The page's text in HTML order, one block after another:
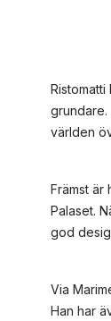
grundare.
världen
Främst är
Palaset.
god
Via
Han har